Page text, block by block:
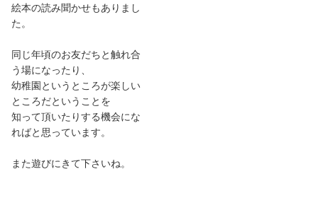
絵本の読み聞かせもありまし
た。
同じ年頃のお友だちと触れ合
う場になったり、
幼稚園というところが楽しい
ところだということを
知って頂いたりする機会にな
ればと思っています。
また遊びにきて下さいね。